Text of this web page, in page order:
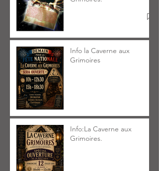
Info la Caverne aux
Grimoires
Info:La Caverne aux
Grimoires.